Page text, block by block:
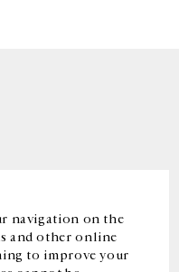
navigation on the
and other online
to improve your